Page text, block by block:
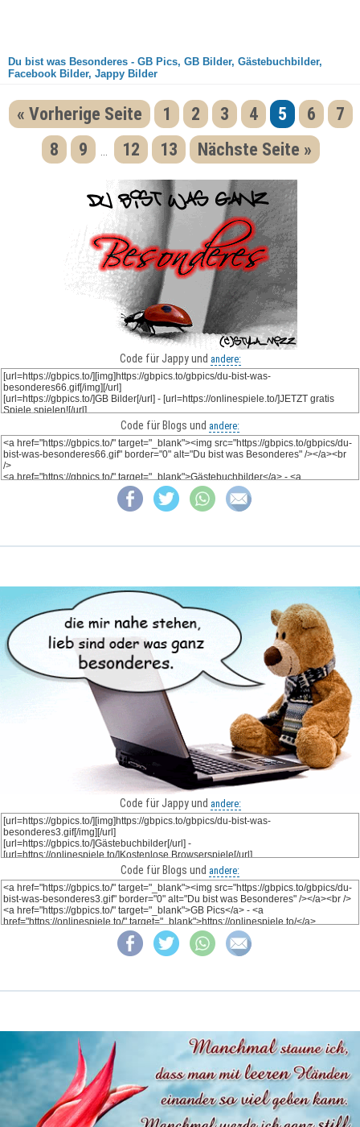
Du bist was Besonderes - GB Pics, GB Bilder, Gästebuchbilder,
Facebook Bilder, Jappy Bilder
« Vorherige Seite 1 2 3 4 5 6
7
8
9 12 13 Nächste Seite »
Code für Jappy und andere:
Code für Blogs und andere:
Code für Jappy und andere:
Code für Blogs und andere: